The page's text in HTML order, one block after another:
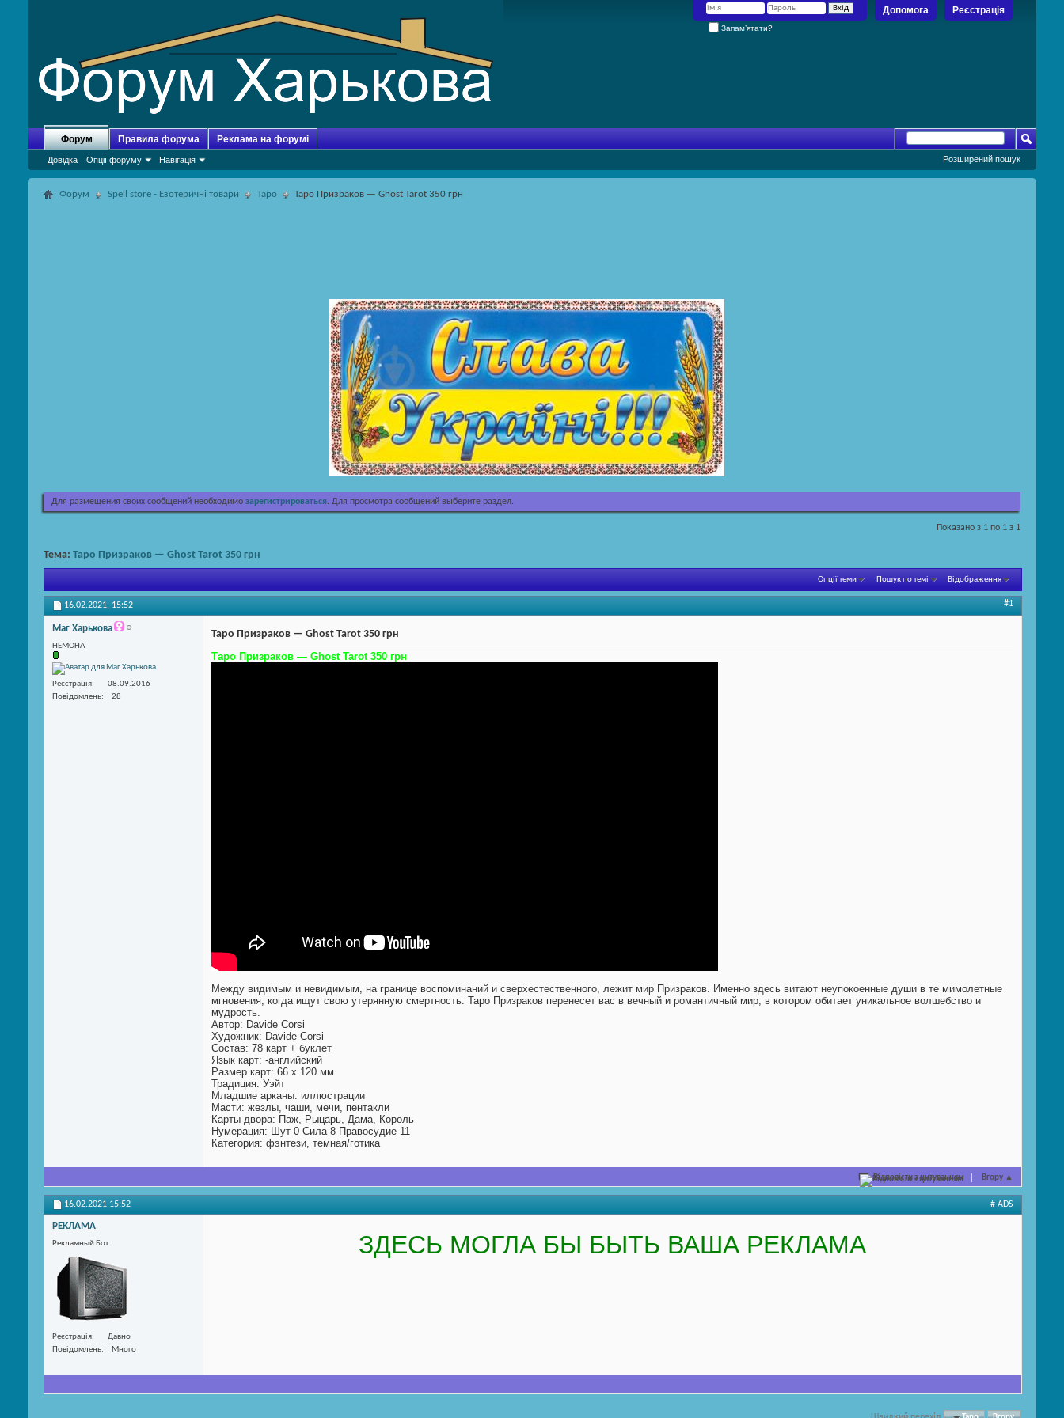
Реєстрація
Допомога
Запам’ятати?
Форум
Довідка Опції форуму Навігація
Правила форума Реклама на форумі
Розширений пошук
Форум Spell store - Езотеричні товари Таро Таро Призраков — Ghost Tarot 350 грн
Для размещения своих сообщений необходимо зарегистрироваться. Для просмотра сообщений выберите раздел.
Показано з 1 по 1 з 1
Тема: Таро Призраков — Ghost Tarot 350 грн
Опції теми Пошук по темі Відображення
16.02.2021, 15:52 #1
Маг Харькова
НЕМОНА
Реєстрація
08.09.2016
Повідомлень
28
Таро Призраков — Ghost Tarot 350 грн
Таро Призраков — Ghost Tarot 350 грн
Между видимым и невидимым, на границе воспоминаний и сверхестественного, лежит мир Призраков. Именно здесь витают неупокоенные души в те мимолетные
мгновения, когда ищут свою утерянную смертность. Таро Призраков перенесет вас в вечный и романтичный мир, в котором обитает уникальное волшебство и
мудрость.
Автор: Davide Corsi
Художник: Davide Corsi
Состав: 78 карт + буклет
Язык карт: -английский
Размер карт: 66 х 120 мм
Традиция: Уэйт
Младшие арканы: иллюстрации
Масти: жезлы, чаши, мечи, пентакли
Карты двора: Паж, Рыцарь, Дама, Король
Нумерация: Шут 0 Сила 8 Правосудие 11
Категория: фэнтези, темная/готика
Відповісти з цитуванням Вгору ▲
16.02.2021 15:52 # ADS
РЕКЛАМА
Рекламный Бот
Реєстрація
Давно
Повідомлень
Много
ЗДЕСЬ МОГЛА БЫ БЫТЬ ВАША РЕКЛАМА